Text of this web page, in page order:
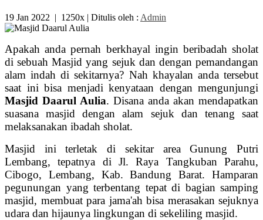
19 Jan 2022 | 1250x | Ditulis oleh : Admin
Apakah anda pernah berkhayal ingin beribadah sholat
di sebuah Masjid yang sejuk dan dengan pemandangan
alam indah di sekitarnya? Nah khayalan anda tersebut
saat ini bisa menjadi kenyataan dengan mengunjungi
Masjid Daarul Aulia. Disana anda akan mendapatkan
suasana masjid dengan alam sejuk dan tenang saat
melaksanakan ibadah sholat.
Masjid ini terletak di sekitar area Gunung Putri
Lembang, tepatnya di Jl. Raya Tangkuban Parahu,
Cibogo, Lembang, Kab. Bandung Barat. Hamparan
pegunungan yang terbentang tepat di bagian samping
masjid, membuat para jama'ah bisa merasakan sejuknya
udara dan hijaunya lingkungan di sekeliling masjid.